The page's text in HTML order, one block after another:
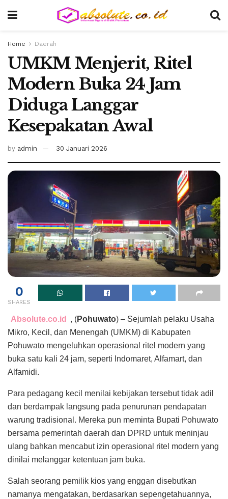
Home Daerah
UMKM Menjerit, Ritel
Modern Buka 24 Jam
Diduga Langgar
Kesepakatan Awal
by admin 30 Januari 2026
0
SHARES
Absolute.co.id , (Pohuwato) – Sejumlah pelaku Usaha
Mikro, Kecil, dan Menengah (UMKM) di Kabupaten
Pohuwato mengeluhkan operasional ritel modern yang
buka satu kali 24 jam, seperti Indomaret, Alfamart, dan
Alfamidi.
Para pedagang kecil menilai kebijakan tersebut tidak adil
dan berdampak langsung pada penurunan pendapatan
warung tradisional. Mereka pun meminta Bupati Pohuwato
bersama pemerintah daerah dan DPRD untuk meninjau
ulang bahkan mencabut izin operasional ritel modern yang
dinilai melanggar ketentuan jam buka.
Salah seorang pemilik kios yang enggan disebutkan
namanya mengatakan, berdasarkan sepengetahuannya,